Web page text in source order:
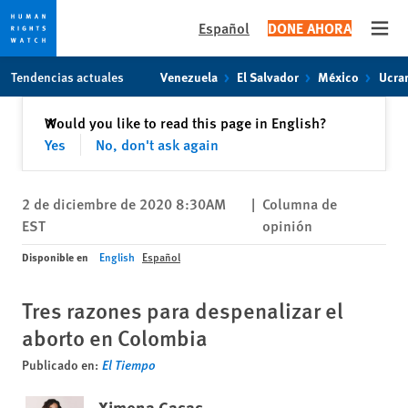
content
Español DONE AHORA
Tendencias actuales Venezuela El Salvador México
Would you like to read this page in English?
Yes
No, don't ask again
✕Cerrar
2 de diciembre de 2020 8:30AM
EST
| Columna de
opinión
Disponible en English Español
Tres razones para despenalizar el
aborto en Colombia
Publicado en: El Tiempo